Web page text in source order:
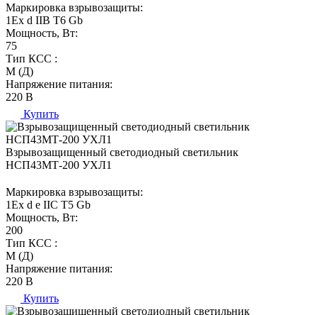
Маркировка взрывозащиты:
1Ех d IIВ T6 Gb
Мощность, Вт:
75
Тип КСС :
М (Д)
Напряжение питания:
220 В
Купить
Взрывозащищенный светодиодный светильник
НСП43МТ-200 УХЛ1
Маркировка взрывозащиты:
1Ех d е IIC T5 Gb
Мощность, Вт:
200
Тип КСС :
М (Д)
Напряжение питания:
220 В
Купить